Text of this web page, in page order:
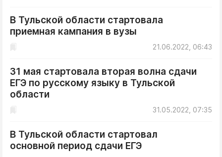
В Тульской области стартовала
приемная кампания в вузы
21.06.2022, 06:43
31 мая стартовала вторая волна сдачи
ЕГЭ по русскому языку в Тульской
области
31.05.2022, 07:35
В Тульской области стартовал
основной период сдачи ЕГЭ